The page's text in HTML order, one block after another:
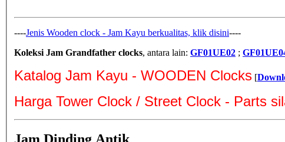
----Jenis Wooden clock - Jam Kayu berkualitas, klik disini----
Koleksi Jam Grandfather clocks, antara lain: GF01UE02 ;
Katalog Jam Kayu - WOODEN Clocks [
Harga Tower Clock / Street Clock - Parts